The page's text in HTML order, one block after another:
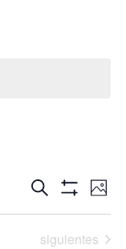
Buscar
Filtros
de
de
Foto
Eventos
siguientes